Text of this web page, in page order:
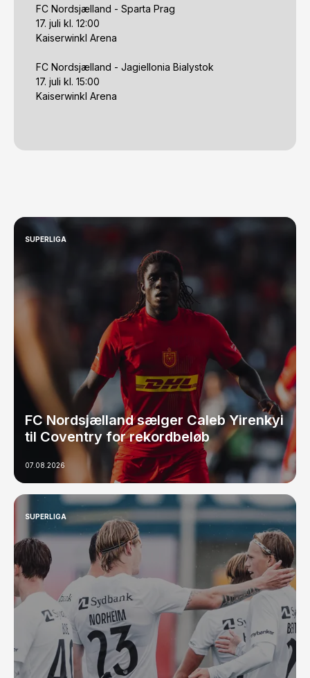
FC Nordsjælland - Sparta Prag
17. juli kl. 12:00
Kaiserwinkl Arena
FC Nordsjælland - Jagiellonia Bialystok
17. juli kl. 15:00
Kaiserwinkl Arena
SUPERLIGA
FC Nordsjælland sælger Caleb Yirenkyi
til Coventry for rekordbeløb
07.08.2026
SUPERLIGA